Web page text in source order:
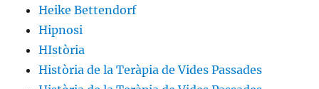
Heike Bettendorf
Hipnosi
HIstòria
Història de la Teràpia de Vides Passades